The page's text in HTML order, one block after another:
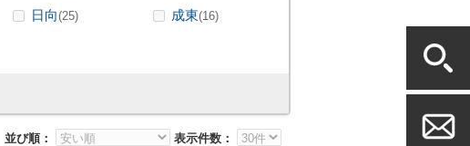
日向(25) 成東(16)
並び順： 表示件数：